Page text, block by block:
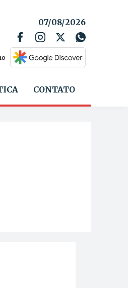
07/08/2026
CONTATO